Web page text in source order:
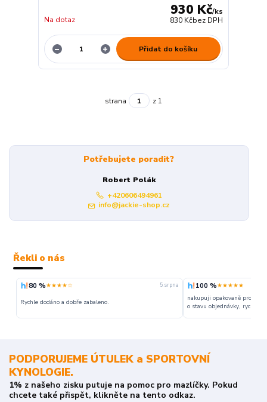
930 Kč/ks
830 Kčbez DPH
Na dotaz
Přidat do košíku
strana z 1
Potřebujete poradit?
Robert Polák
+420606494961
info@jackie-shop.cz
Řekli o nás
80 %★★★★☆ 5. srpna
Rychle dodáno a dobře zabaleno.
100 %★★★★★
nakupuji opakovaně pro
o stavu objednávky, rychlost
PODPORUJEME ÚTULEK a SPORTOVNÍ
KYNOLOGIE.
1% z našeho zisku putuje na pomoc pro mazlíčky. Pokud
chcete také přispět, klikněte na tento odkaz.